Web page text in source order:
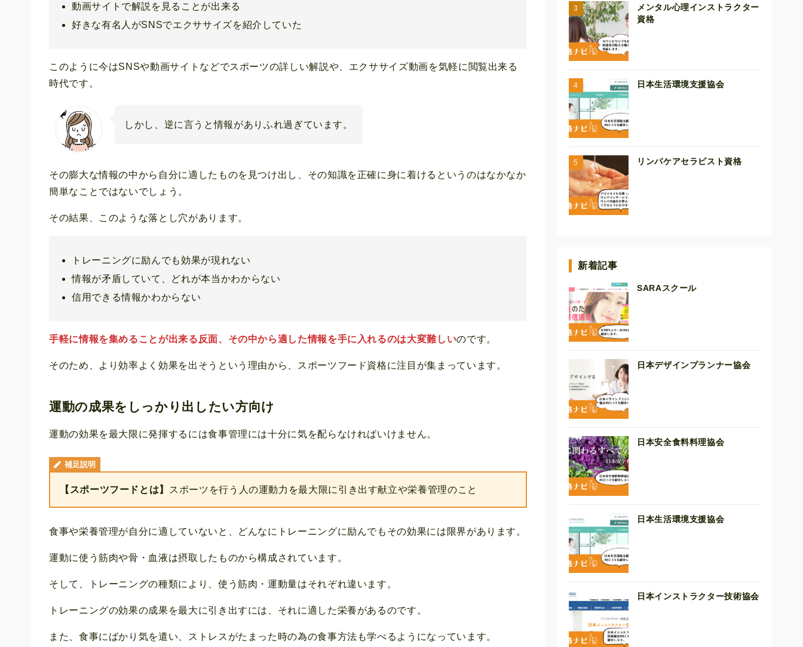
動画サイトで解説を見ることが出来る
好きな有名人がSNSでエクササイズを紹介していた
このように今はSNSや動画サイトなどでスポーツの詳しい解説や、エクササイズ動画を気軽に閲覧出来る
時代です。
しかし、逆に言うと情報がありふれ過ぎています。
その膨大な情報の中から自分に適したものを見つけ出し、その知識を正確に身に着けるというのはなかなか
簡単なことではないでしょう。
その結果、このような落とし穴があります。
トレーニングに励んでも効果が現れない
情報が矛盾していて、どれが本当かわからない
信用できる情報かわからない
手軽に情報を集めることが出来る反面、その中から適した情報を手に入れるのは大変難しいのです。
そのため、より効率よく効果を出そうという理由から、スポーツフード資格に注目が集まっています。
運動の成果をしっかり出したい方向け
運動の効果を最大限に発揮するには食事管理には十分に気を配らなければいけません。
補足説明
【スポーツフードとは】 スポーツを行う人の運動力を最大限に引き出す献立や栄養管理のこと
食事や栄養管理が自分に適していないと、どんなにトレーニングに励んでもその効果には限界があります。
運動に使う筋肉や骨・血液は摂取したものから構成されています。
そして、トレーニングの種類により、使う筋肉・運動量はそれぞれ違います。
トレーニングの効果の成果を最大に引き出すには、それに適した栄養があるのです。
また、食事にばかり気を遣い、ストレスがたまった時の為の食事方法も学べるようになっています。
メンタル心理インストラクター
資格
日本生活環境支援協会
リンパケアセラピスト資格
新着記事
SARAスクール
日本デザインプランナー協会
日本安全食料料理協会
日本生活環境支援協会
日本インストラクター技術協会